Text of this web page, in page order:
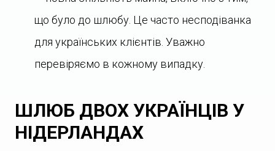
що було до шлюбу. Це часто несподіванка
для українських клієнтів. Уважно
перевіряємо в кожному випадку.
ШЛЮБ ДВОХ УКРАЇНЦІВ У
НІДЕРЛАНДАХ